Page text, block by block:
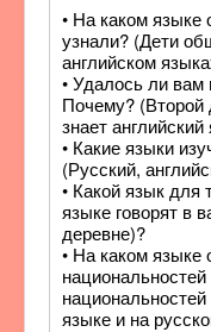
• На каком
узнали? (Дети
английском
• Удалось ли вам
Почему? (Второй
знает английский
• Какие языки
(Русский,
• Какой язык
языке говорят в
деревне)?
• На каком
языке и на